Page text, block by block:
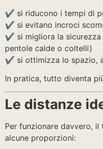
✔️ si riducono i tempi di
✔️ si evitano incroci
✔️ si migliora la sicurezza
pentole calde o coltelli)
✔️ si ottimizza lo spazio,
In pratica, tutto diventa
Le distanze
Per funzionare davvero,
alcune proporzioni: